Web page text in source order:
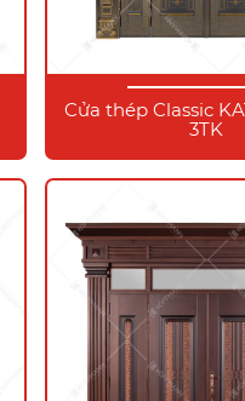
Cửa thép Classic
3TK